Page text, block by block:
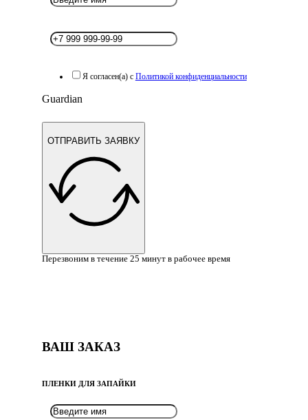
Я согласен(а) с Политикой конфиденциальности
Guardian
ОТПРАВИТЬ ЗАЯВКУ
Перезвоним в течение 25 минут в рабочее время
ВАШ ЗАКАЗ
ПЛЕНКИ ДЛЯ ЗАПАЙКИ